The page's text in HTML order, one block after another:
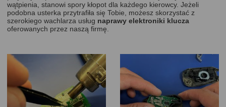
wątpienia, stanowi spory kłopot dla każdego kierowcy. Jeżeli
podobna usterka przytrafiła się Tobie, możesz skorzystać z
szerokiego wachlarza usług naprawy elektroniki klucza
oferowanych przez naszą firmę.